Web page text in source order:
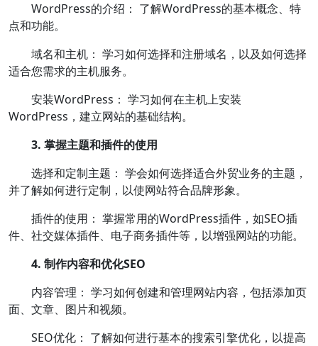
WordPress的介绍： 了解WordPress的基本概念、特
点和功能。
域名和主机： 学习如何选择和注册域名，以及如何选择
适合您需求的主机服务。
安装WordPress： 学习如何在主机上安装
WordPress，建立网站的基础结构。
3. 掌握主题和插件的使用
选择和定制主题： 学会如何选择适合外贸业务的主题，
并了解如何进行定制，以使网站符合品牌形象。
插件的使用： 掌握常用的WordPress插件，如SEO插
件、社交媒体插件、电子商务插件等，以增强网站的功能。
4. 制作内容和优化SEO
内容管理： 学习如何创建和管理网站内容，包括添加页
面、文章、图片和视频。
SEO优化： 了解如何进行基本的搜索引擎优化，以提高